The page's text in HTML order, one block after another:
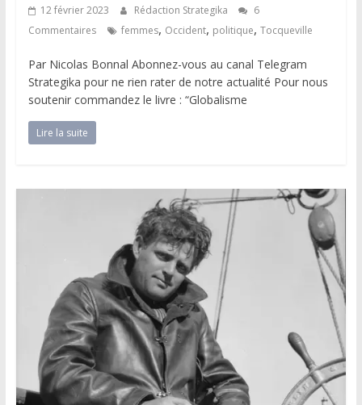
12 février 2023 Rédaction Strategika
6
Commentaires
femmes, Occident, politique, Tocqueville
Par Nicolas Bonnal Abonnez-vous au canal Telegram
Strategika pour ne rien rater de notre actualité Pour nous
soutenir commandez le livre : “Globalisme
Lire la suite